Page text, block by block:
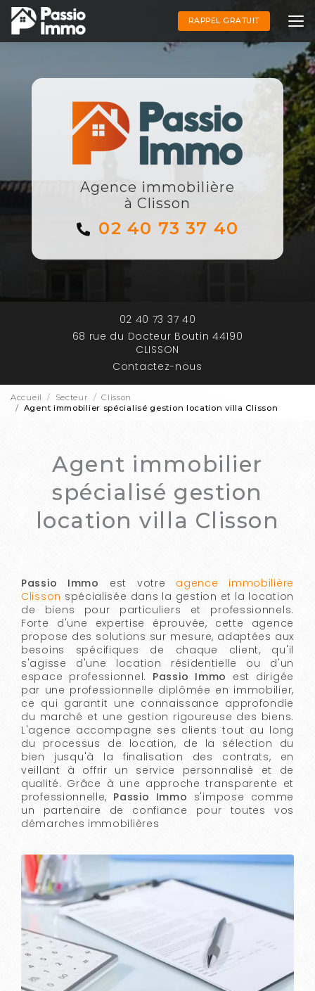
Aller
au
contenu
principal
RAPPEL GRATUIT
Agence immobilière
à Clisson
02 40 73 37 40
02 40 73 37 40
68 rue du Docteur Boutin 44190
CLISSON
Contactez-nous
Accueil Secteur
Clisson
Agent immobilier spécialisé gestion location villa Clisson
Agent immobilier
spécialisé gestion
location villa Clisson
Passio Immo est votre agence immobilière
Clisson spécialisée dans la gestion et la location
de biens pour particuliers et professionnels.
Forte d'une expertise éprouvée, cette agence
propose des solutions sur mesure, adaptées aux
besoins spécifiques de chaque client, qu'il
s'agisse d'une location résidentielle ou d'un
espace professionnel. Passio Immo est dirigée
par une professionnelle diplômée en immobilier,
ce qui garantit une connaissance approfondie
du marché et une gestion rigoureuse des biens.
L'agence accompagne ses clients tout au long
du processus de location, de la sélection du
bien jusqu'à la finalisation des contrats, en
veillant à offrir un service personnalisé et de
qualité. Grâce à une approche transparente et
professionnelle, Passio Immo s'impose comme
un partenaire de confiance pour toutes vos
démarches immobilières